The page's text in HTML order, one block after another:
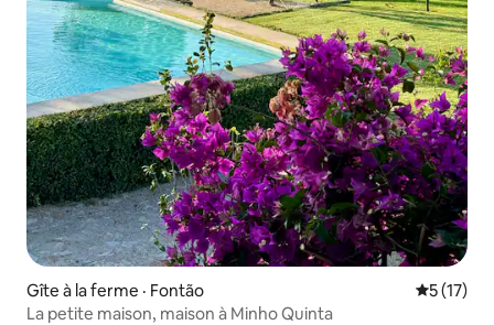
Gîte à la ferme · Fontão Note
5 (17)
La petite maison, maison à Minho Quinta